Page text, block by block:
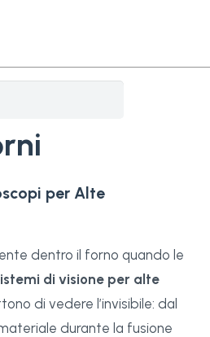
visione
per Alte
dentro il forno quando le
di visione per alte
di vedere l’invisibile: dal
durante la fusione